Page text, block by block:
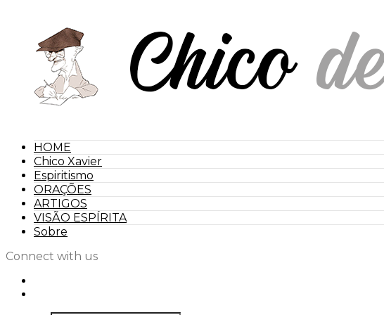
HOME
Chico Xavier
Espiritismo
ORAÇÕES
ARTIGOS
VISÃO ESPÍRITA
Sobre
Connect with us